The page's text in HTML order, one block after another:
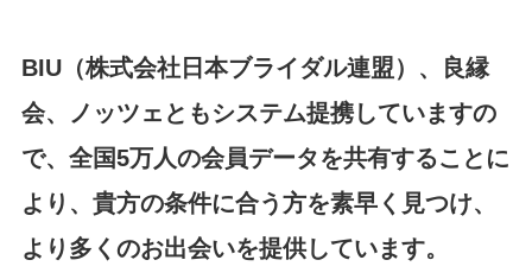
2024/03/18 ・ブログ更新 ＜春～出会いの季節💕＞
2024/03/14 「春の婚活応援・無料キャンペーン」を掲載し
2024/01/28 ・ブログ更新 ＜真剣交際💕＞
2024/01/22 ・ブログ更新 ＜【結婚相談業20年の表彰状】
2024/01/22 JBA本部より結婚相談業20年の表彰状を頂きま
BIU（株式会社日本ブライダル連盟）、良縁
会、ノッツェともシステム提携していますの
で、全国5万人の会員データを共有することに
より、貴方の条件に合う方を素早く見つけ、
より多くのお出会いを提供しています。